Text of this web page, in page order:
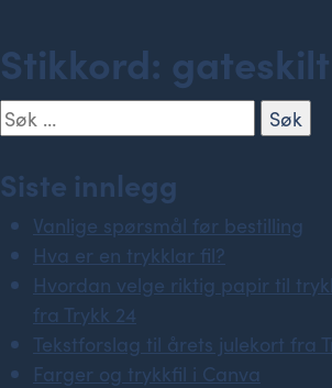
Stikkord: gateskilt
Søk
etter:
Siste innlegg
Vanlige spørsmål før bestilling
Hva er en trykklar fil?
Hvordan velge riktig papir til
fra Trykk 24
Tekstforslag til årets julekort fra
Farger og trykkfil i Canva